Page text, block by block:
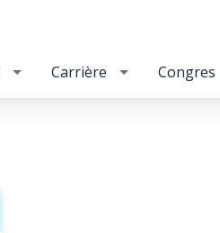
Carrière Congres